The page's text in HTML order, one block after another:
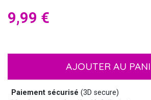
9,99 €
AJOUTER AU
Paiement sécurisé (3D secure)